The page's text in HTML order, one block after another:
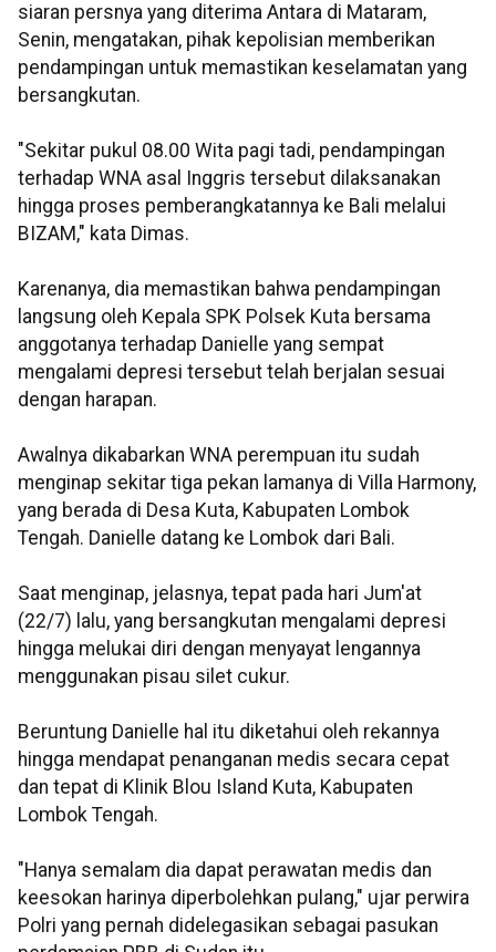
siaran persnya yang diterima Antara di Mataram,
Senin, mengatakan, pihak kepolisian memberikan
pendampingan untuk memastikan keselamatan yang
bersangkutan.
"Sekitar pukul 08.00 Wita pagi tadi, pendampingan
terhadap WNA asal Inggris tersebut dilaksanakan
hingga proses pemberangkatannya ke Bali melalui
BIZAM," kata Dimas.
Karenanya, dia memastikan bahwa pendampingan
langsung oleh Kepala SPK Polsek Kuta bersama
anggotanya terhadap Danielle yang sempat
mengalami depresi tersebut telah berjalan sesuai
dengan harapan.
Awalnya dikabarkan WNA perempuan itu sudah
menginap sekitar tiga pekan lamanya di Villa Harmony,
yang berada di Desa Kuta, Kabupaten Lombok
Tengah. Danielle datang ke Lombok dari Bali.
Saat menginap, jelasnya, tepat pada hari Jum'at
(22/7) lalu, yang bersangkutan mengalami depresi
hingga melukai diri dengan menyayat lengannya
menggunakan pisau silet cukur.
Beruntung Danielle hal itu diketahui oleh rekannya
hingga mendapat penanganan medis secara cepat
dan tepat di Klinik Blou Island Kuta, Kabupaten
Lombok Tengah.
"Hanya semalam dia dapat perawatan medis dan
keesokan harinya diperbolehkan pulang," ujar perwira
Polri yang pernah didelegasikan sebagai pasukan